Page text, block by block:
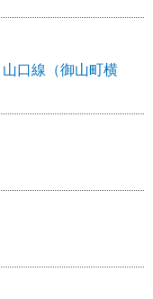
口線（御山町横